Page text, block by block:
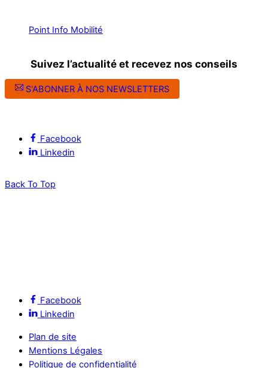
Point Info Mobilité
Suivez l’actualité et recevez nos conseils
S'ABONNER À NOS NEWSLETTERS
Facebook
Linkedin
Back To Top
Facebook
Linkedin
Plan de site
Mentions Légales
Politique de confidentialité